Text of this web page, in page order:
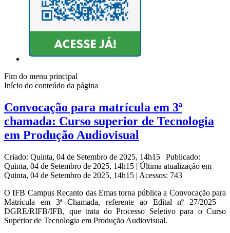
Fim do menu principal
Início do conteúdo da página
Convocação para matrícula em 3ª
chamada: Curso superior de Tecnologia
em Produção Audiovisual
Criado: Quinta, 04 de Setembro de 2025, 14h15 | Publicado:
Quinta, 04 de Setembro de 2025, 14h15 | Última atualização em
Quinta, 04 de Setembro de 2025, 14h15 | Acessos: 743
O IFB Campus Recanto das Emas torna pública a Convocação para
Matrícula em 3ª Chamada, referente ao Edital nº 27/2025 –
DGRE/RIFB/IFB, que trata do Processo Seletivo para o Curso
Superior de Tecnologia em Produção Audiovisual.